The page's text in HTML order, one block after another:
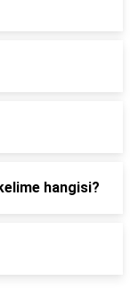
hangisi?